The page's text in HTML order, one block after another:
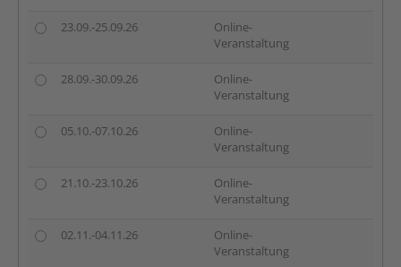
23.09.-25.09.26
Online-
Veranstaltung
28.09.-30.09.26
Online-
Veranstaltung
05.10.-07.10.26
Online-
Veranstaltung
21.10.-23.10.26
Online-
Veranstaltung
02.11.-04.11.26
Online-
Veranstaltung